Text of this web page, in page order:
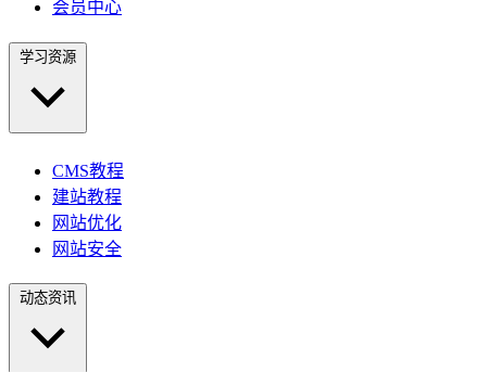
会员中心
学习资源
CMS教程
建站教程
网站优化
网站安全
动态资讯